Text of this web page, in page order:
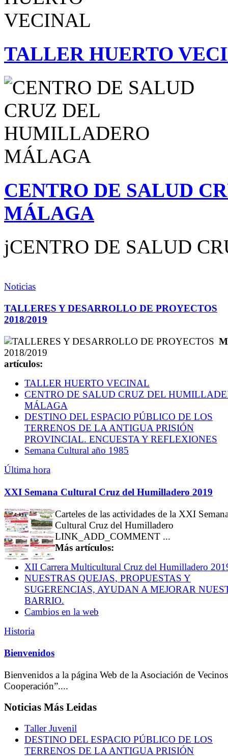
TALLER HUERTO
CENTRO DE SALUD
MÁLAGA
jCENTRO DE SALUD
Noticias
TALLERES Y DESARROLLO DE PROYECTOS
2018/2019
artículos:
TALLER HUERTO VECINAL
CENTRO DE SALUD CRUZ DEL
MÁLAGA
DESTINO DEL ESPACIO PÚBLICO DE LOS
TERRENOS DE LA ANTIGUA PRISIÓN
PROVINCIAL. ENCUESTA Y REFLEXIONES
Semana Cultural año 1985
Última hora
XXI Semana Cultural Cruz del Humilladero 2019
Carteles de las actividades de la XXI
Cultural Cruz del Humilladero
LINK_ADD_COMMENT ...
Más artículos:
XII Carrera Multicultural Cruz del Humilladero
NUESTRAS QUEJAS, PROPUESTAS Y
SUGERENCIAS, AYUDAN A MEJORAR
BARRIO.
Cambios en la web
Historia
Bienvenidos
Bienvenidos a la página Web de la Asociación de
Cooperación”....
Noticias Más Leidas
Taller Juvenil
DESTINO DEL ESPACIO PÚBLICO DE LOS
TERRENOS DE LA ANTIGUA PRISIÓN